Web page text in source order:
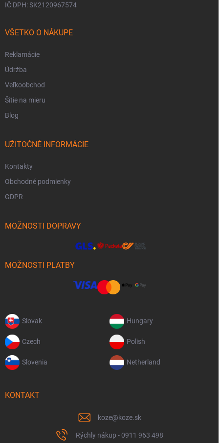
IČ DPH: SK2120967574
VŠETKO O NÁKUPE
Reklamácie
Údržba
Veľkoobchod
Šitie na mieru
Blog
UŽITOČNÉ INFORMÁCIE
Kontakty
Obchodné podmienky
GDPR
MOŽNOSTI DOPRAVY
MOŽNOSTI PLATBY
Slovak Hungary
Czech Polish
Slovenia Netherland
KONTAKT
koze@koze.sk
Rýchly nákup - 0911 963 498